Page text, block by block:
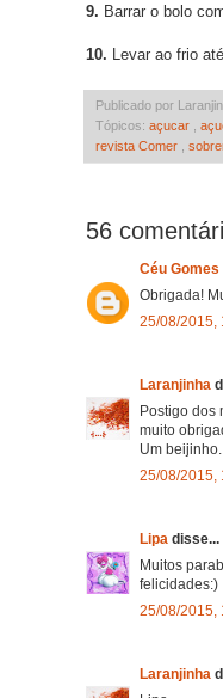
9. Barrar o bolo
10. Levar ao frio
Publicado por
Tópicos: açucar
revista Comer
56
Céu Gomes
Obrigada!
25/08/2015,
Laranjinha
Postigo dos
muito
Um beijinho.
25/08/2015,
Lipa disse...
Muitos
felicidades:)
25/08/2015,
Laranjinha